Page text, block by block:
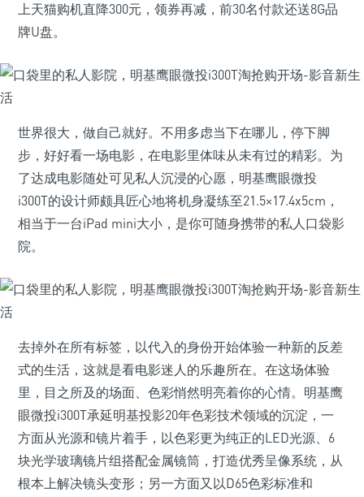
上天猫购机直降300元，领券再减，前30名付款还送8G品
牌U盘。
世界很大，做自己就好。不用多虑当下在哪儿，停下脚
步，好好看一场电影，在电影里体味从未有过的精彩。为
了达成电影随处可见私人沉浸的心愿，明基鹰眼微投
i300T的设计师颇具匠心地将机身凝练至21.5×17.4x5cm，
相当于一台iPad mini大小，是你可随身携带的私人口袋影
院。
去掉外在所有标签，以代入的身份开始体验一种新的反差
式的生活，这就是看电影迷人的乐趣所在。在这场体验
里，目之所及的场面、色彩悄然明亮着你的心情。明基鹰
眼微投i300T承延明基投影20年色彩技术领域的沉淀，一
方面从光源和镜片着手，以色彩更为纯正的LED光源、6
块光学玻璃镜片组搭配金属镜筒，打造优秀呈像系统，从
根本上解决镜头变形；另一方面又以D65色彩标准和